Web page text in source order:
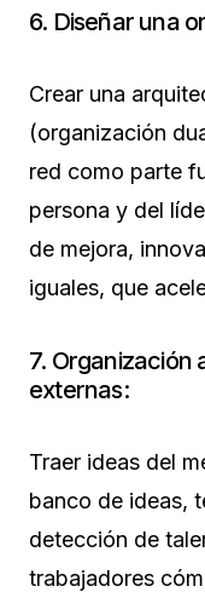
6. Diseñar una
Crear una
(organización
red como parte
persona y del
de mejora,
iguales, que
7. Organización
externas:
Traer ideas del
banco de ideas,
detección de
trabajadores